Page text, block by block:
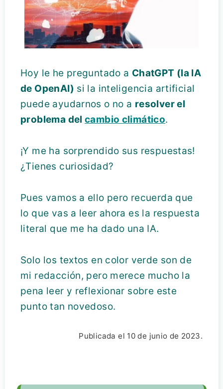
Hoy le he preguntado a ChatGPT (la IA
de OpenAI) si la inteligencia artificial
puede ayudarnos o no a resolver el
problema delcambio climático.
¡Y me ha sorprendido sus respuestas!
¿Tienes curiosidad?
Pues vamos a ello pero recuerda que
lo que vas a leer ahora es la respuesta
literal que me ha dado una IA.
Solo los textos en color verde son de
mi redacción, pero merece mucho la
pena leer y reflexionar sobre este
punto tan novedoso.
Publicada el 10 de junio de 2023.